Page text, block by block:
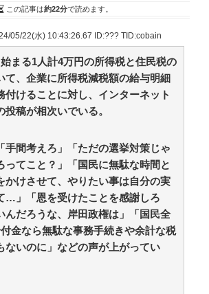
回戦】8（遊） 熊谷 敬宥 8（捕） 加
真さん、吉田正尚にOPSを抜かれる /
婚したいのに、家族が猛反対。家族か
葉が飛び出した… 他 / 2chnaviヘッド
RSS
ストーカーなんかじゃない。
ワイイ子猫の取っ組み合い！ / anaguro
感度が過去最高に、「ノージャパン」
ット「中国より100倍いい」 / anaguro
は曖昧､韓国は冷ややか…習近平を激
に｢無言の支持｣を示した国の大胆な手
総合)
この記事は約22分で読めます。
05/22(水) 10:43:26.67 ID:??? TID:cobain
まる1人計4万円の所得税と住民税の
て、企業に所得税減税額の給与明細
付けることに対し、インターネット
投稿が相次いでいる。
手間考えろ」「ただの選挙対策じゃ
ってこと？」「国民に無駄な時間と
かけさせて、やりたい事は自分の実
…」「恩を受けたことを感謝しろ
んだろうな、岸田政権は」「国民全
金なら無駄な事務手続きや余計な税
ないのに」などの声が上がってい